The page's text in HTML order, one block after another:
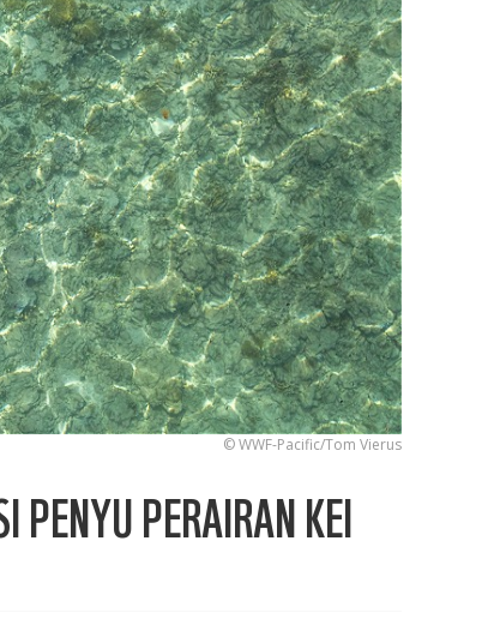
© WWF-Pacific/Tom Vierus
PENYU PERAIRAN KEI